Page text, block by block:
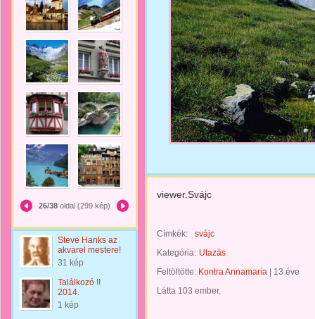
26/38 oldal (299 kép)
Steve Hanks az
akvarel mestere!
31 kép
Találkozó !!
2014.
1 kép
viewer.Svájc
Címkék:
svájc
Kategória: Utazás
Feltöltötte: Kontra Annamaria
13 éve
Látta 103 ember.